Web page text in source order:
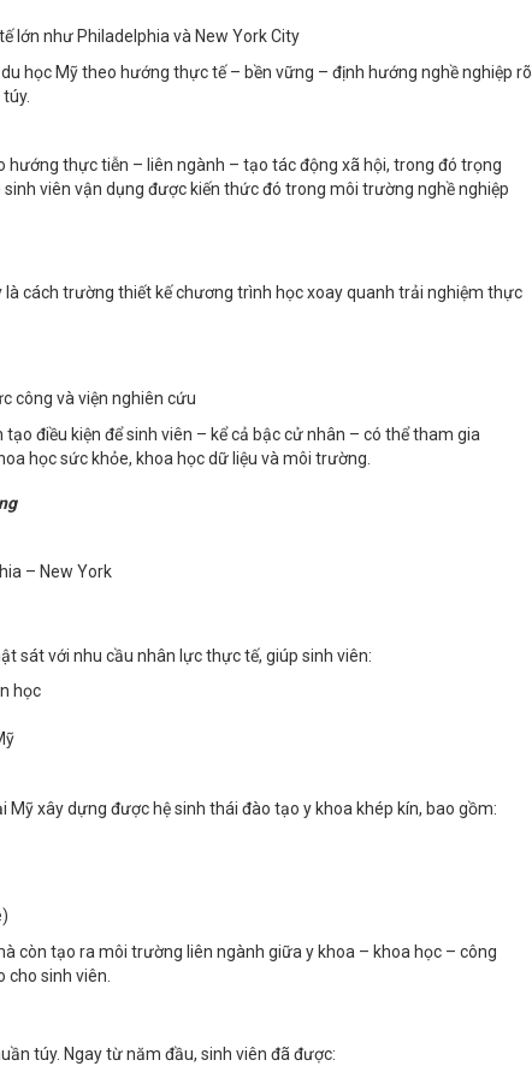
lớn như Philadelphia và New York City
học Mỹ theo hướng thực tế – bền vững – định hướng nghề nghiệp rõ
thực tiễn – liên ngành – tạo tác động xã hội, trong đó trọng
viên vận dụng được kiến thức đó trong môi trường nghề nghiệp
cách trường thiết kế chương trình học xoay quanh trải nghiệm thực
công và viện nghiên cứu
điều kiện để sinh viên – kể cả bậc cử nhân – có thể tham gia
học sức khỏe, khoa học dữ liệu và môi trường.
– New York
sát với nhu cầu nhân lực thực tế, giúp sinh viên:
học
xây dựng được hệ sinh thái đào tạo y khoa khép kín, bao gồm:
còn tạo ra môi trường liên ngành giữa y khoa – khoa học – công
sinh viên.
túy. Ngay từ năm đầu, sinh viên đã được: